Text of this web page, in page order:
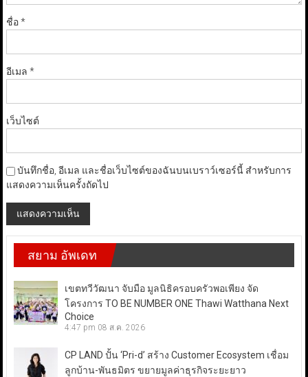
ชื่อ*
อีเมล *
เว็บไซต์
บันทึกชื่อ, อีเมล และชื่อเว็บไซต์ของฉันบนเบราว์เซอร์นี้ สำหรับการ
แสดงความเห็นครั้งถัดไป
สยาม อัพเดท
เขตทวีวัฒนา จับมือ มูลนิธิครอบครัวพอเพียง จัด
โครงการ TO BE NUMBER ONE Thawi Watthana Next
Choice
4:47 pm 08 ส.ค. 2026
CP LAND ปั้น ‘Pri-d’ สร้าง Customer Ecosystem เชื่อม
ลูกบ้าน-พันธมิตร ขยายมูลค่าธุรกิจระยะยาว